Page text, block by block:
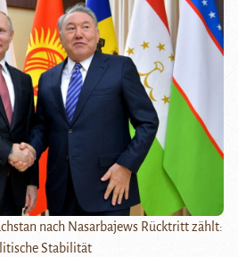
nach Nasarbajews Rücktritt zählt:
Stabilität